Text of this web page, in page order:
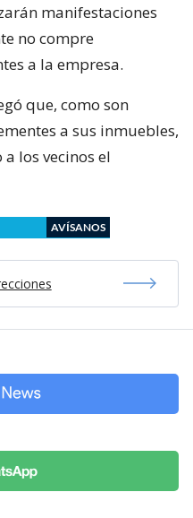
manifestaciones
no compre
a la empresa.
que, como son
a sus inmuebles,
los vecinos el
AVÍSANOS